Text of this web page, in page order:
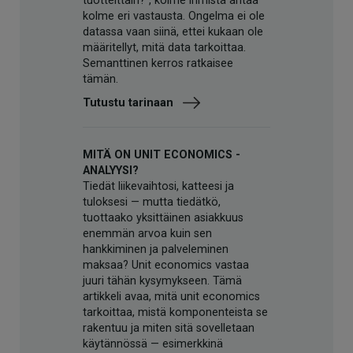
kolme eri vastausta. Ongelma ei ole
datassa vaan siinä, ettei kukaan ole
määritellyt, mitä data tarkoittaa.
Semanttinen kerros ratkaisee
tämän.
Tutustu tarinaan
MITÄ ON UNIT ECONOMICS -
ANALYYSI?
Tiedät liikevaihtosi, katteesi ja
tuloksesi — mutta tiedätkö,
tuottaako yksittäinen asiakkuus
enemmän arvoa kuin sen
hankkiminen ja palveleminen
maksaa? Unit economics vastaa
juuri tähän kysymykseen. Tämä
artikkeli avaa, mitä unit economics
tarkoittaa, mistä komponenteista se
rakentuu ja miten sitä sovelletaan
käytännössä — esimerkkinä